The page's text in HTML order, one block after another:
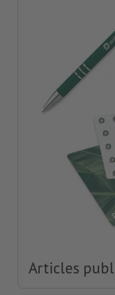
Articles